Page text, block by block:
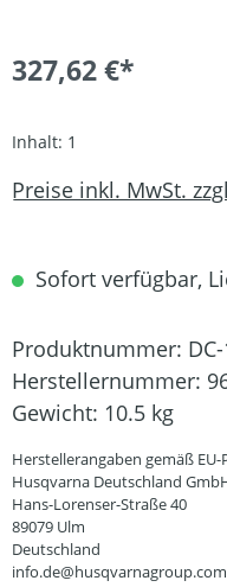
327,62 €*
Inhalt: 1
Preise inkl. MwSt.
Sofort verfügbar,
Produktnummer:
Herstellernummer:
Gewicht: 10.5 kg
Herstellerangaben gemäß
Husqvarna Deutschland
Hans-Lorenser-Straße 40
89079 Ulm
Deutschland
info.de@husqvarnagroup.com